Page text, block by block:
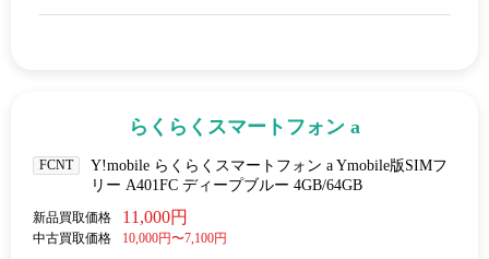
らくらくスマートフォン a
FCNT
Y!mobile らくらくスマートフォン a Ymobile版SIMフ
リー A401FC ディープブルー 4GB/64GB
新品買取価格 11,000円
中古買取価格 10,000円〜7,100円